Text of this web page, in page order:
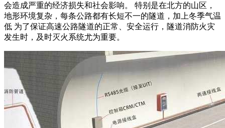
会造成严重的经济损失和社会影响。 特别是在北方的山区，
地形环境复杂，每条公路都有长短不一的隧道，加上冬季气温
低 为了保证高速公路隧道的正常、安全运行，隧道消防火灾
发生时，及时灭火系统尤为重要。